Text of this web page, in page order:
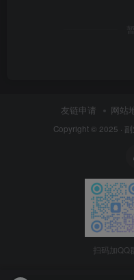
友链申请 网站
Copyright © 2025 ·
扫码加QQ